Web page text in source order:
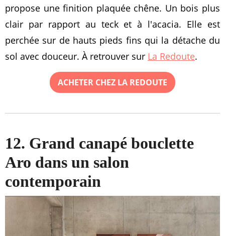
propose une finition plaquée chêne. Un bois plus
clair par rapport au teck et à l'acacia. Elle est
perchée sur de hauts pieds fins qui la détache du
sol avec douceur. À retrouver sur La Redoute.
ACHETER CHEZ LA REDOUTE
12. Grand canapé bouclette
Aro dans un salon
contemporain